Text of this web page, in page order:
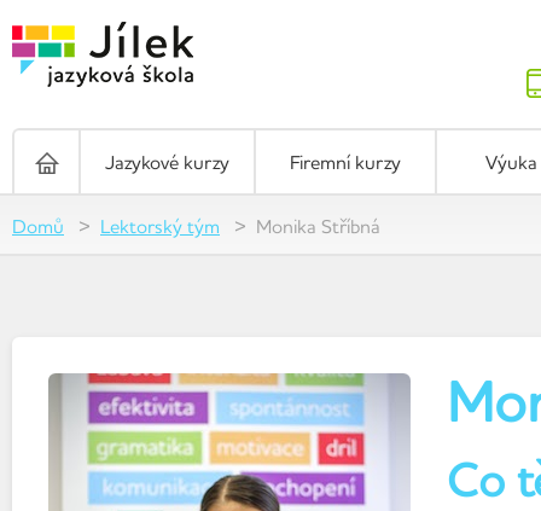
Jazykové kurzy Firemní kurzy
Domů Lektorský tým Monika Stříbná
Co